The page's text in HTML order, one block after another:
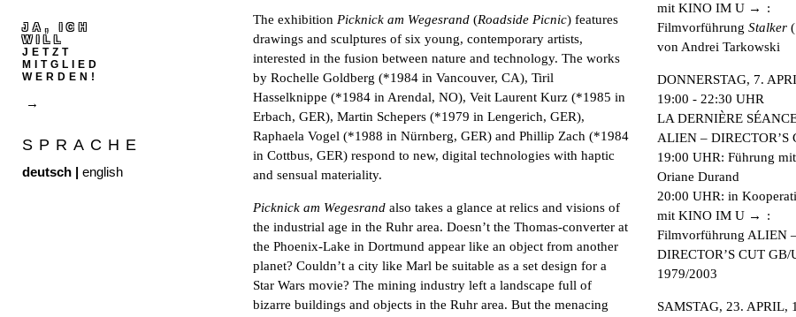
JA, ICH
WILL
JETZT
MITGLIED
WERDEN!
SPRACHE
deutsch | english
The exhibition Picknick am Wegesrand (Roadside Picnic) features
drawings and sculptures of six young, contemporary artists,
interested in the fusion between nature and technology. The works
by Rochelle Goldberg (*1984 in Vancouver, CA), Tiril
Hasselknippe (*1984 in Arendal, NO), Veit Laurent Kurz (*1985 in
Erbach, GER), Martin Schepers (*1979 in Lengerich, GER),
Raphaela Vogel (*1988 in Nürnberg, GER) and Phillip Zach (*1984
in Cottbus, GER) respond to new, digital technologies with haptic
and sensual materiality.
Picknick am Wegesrand also takes a glance at relics and visions of
the industrial age in the Ruhr area. Doesn’t the Thomas-converter at
the Phoenix-Lake in Dortmund appear like an object from another
planet? Couldn’t a city like Marl be suitable as a set design for a
Star Wars movie? The mining industry left a landscape full of
bizarre buildings and objects in the Ruhr area. But the menacing
mit KINO IM U
:
Filmvorführung Stalker
von Andrei Tarkowski
DONNERSTAG, 7.
19:00 - 22:30 UHR
LA DERNIÈRE
ALIEN – DIRECTOR’S
19:00 UHR: Führung mit
Oriane Durand
20:00 UHR: in
mit KINO IM U
:
Filmvorführung ALIEN
DIRECTOR’S CUT GB/
1979/2003
SAMSTAG, 23. APRIL,